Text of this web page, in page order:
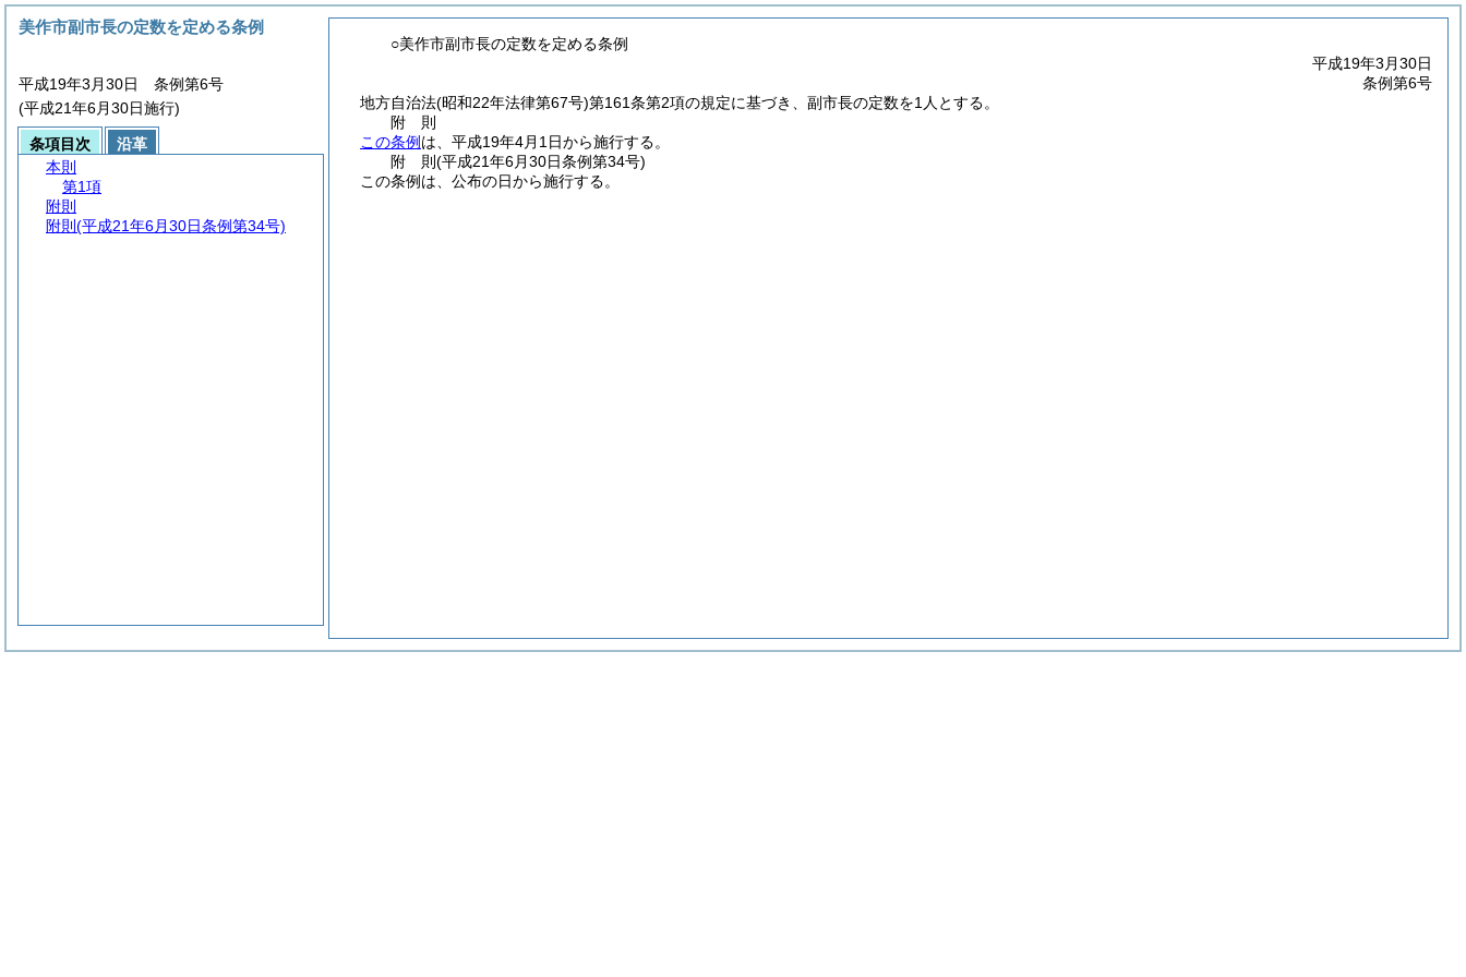
○美作市副市長の定数を定める条例
平成19年3月30日
条例第6号
地方自治法(昭和22年法律第67号)第161条第2項の規定に基づき、副市長の定数を1人とする。
附 則
この条例 は、平成19年4月1日から施行する。
附 則(平成21年6月30日条例第34号)
この条例は、公布の日から施行する。
美作市副市長の定数を定める条例
平成19年3月30日 条例第6号
(平成21年6月30日施行)
条項目次
沿革
本則
第1項
附則
附則 (平成21年6月30日条例第34号)